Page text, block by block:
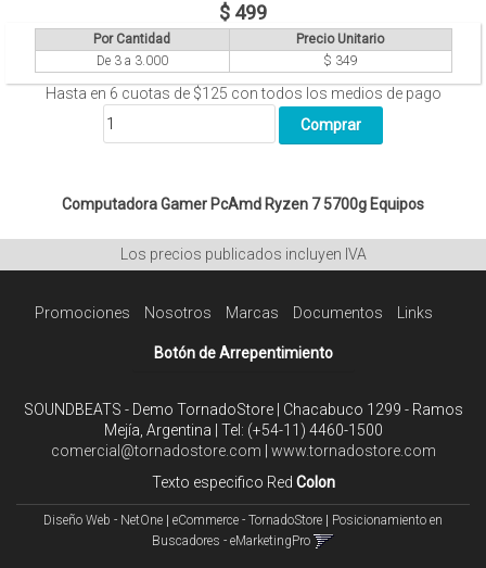
$ 499
Por Cantidad
Precio Unitario
De 3 a 3.000
$ 349
Hasta en 6 cuotas de $125 con todos los medios de pago
Computadora Gamer PcAmd Ryzen 7 5700g Equipos
Los precios publicados incluyen IVA
Promociones Nosotros Marcas Documentos Links
Botón de Arrepentimiento
SOUNDBEATS - Demo TornadoStore | Chacabuco 1299 - Ramos
Mejía, Argentina | Tel: (+54-11) 4460-1500
comercial@tornadostore.com
www.tornadostore.com
Texto especifico Red Colon
Diseño Web - NetOne eCommerce - TornadoStore
Posicionamiento en
Buscadores - eMarketingPro